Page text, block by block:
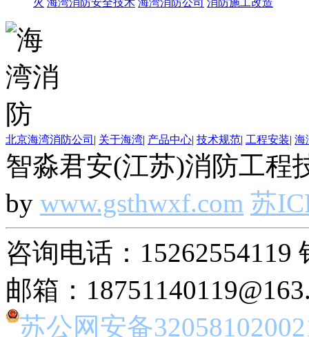
北京海湾消防公司 | 关于海湾| 产品中心| 技术规范| 工程安装| 海
智淼君安(江苏)消防工程
by www.gsthwxf.com 苏
咨询电话：15262554119
邮箱：
苏公网安备